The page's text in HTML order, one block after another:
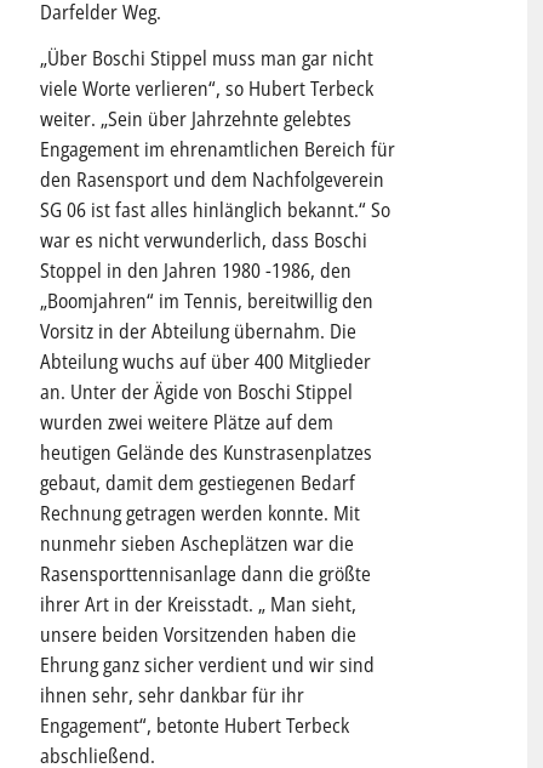
Darfelder Weg.
„Über Boschi Stippel muss man gar nicht
viele Worte verlieren“, so Hubert Terbeck
weiter. „Sein über Jahrzehnte gelebtes
Engagement im ehrenamtlichen Bereich für
den Rasensport und dem Nachfolgeverein
SG 06 ist fast alles hinlänglich bekannt.“ So
war es nicht verwunderlich, dass Boschi
Stoppel in den Jahren 1980 -1986, den
„Boomjahren“ im Tennis, bereitwillig den
Vorsitz in der Abteilung übernahm. Die
Abteilung wuchs auf über 400 Mitglieder
an. Unter der Ägide von Boschi Stippel
wurden zwei weitere Plätze auf dem
heutigen Gelände des Kunstrasenplatzes
gebaut, damit dem gestiegenen Bedarf
Rechnung getragen werden konnte. Mit
nunmehr sieben Ascheplätzen war die
Rasensporttennisanlage dann die größte
ihrer Art in der Kreisstadt. „ Man sieht,
unsere beiden Vorsitzenden haben die
Ehrung ganz sicher verdient und wir sind
ihnen sehr, sehr dankbar für ihr
Engagement“, betonte Hubert Terbeck
abschließend.